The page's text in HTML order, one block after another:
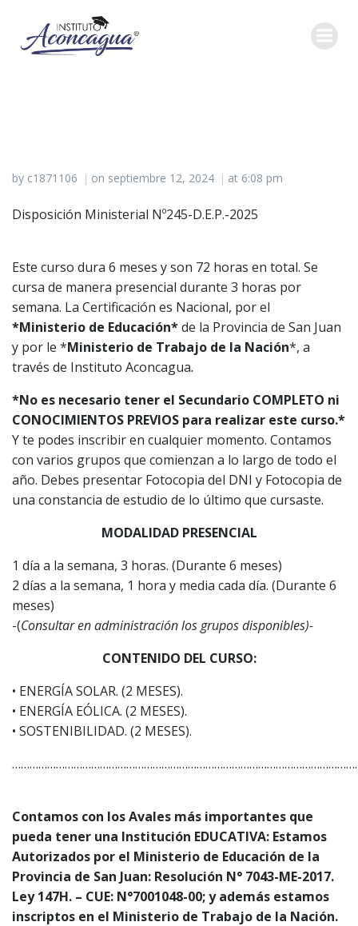
by c1871106 | on septiembre 12, 2024 | at 6:08 pm
Disposición Ministerial Nº245-D.E.P.-2025
Este curso dura 6 meses y son 72 horas en total. Se
cursa de manera presencial durante 3 horas por
semana. La Certificación es Nacional, por el
*Ministerio de Educación*de la Provincia de San Juan
y por le *Ministerio de Trabajo de la Nación*, a
través de Instituto Aconcagua.
*No es necesario tener el Secundario COMPLETO ni
CONOCIMIENTOS PREVIOS para realizar este curso.*
Y te podes inscribir en cualquier momento. Contamos
con varios grupos que comienzan a lo largo de todo el
año. Debes presentar Fotocopia del DNI y Fotocopia de
una constancia de estudio de lo último que cursaste.
MODALIDAD PRESENCIAL
1 día a la semana, 3 horas. (Durante 6 meses)
2 días a la semana, 1 hora y media cada día. (Durante 6
meses)
-(Consultar en administración los grupos disponibles)-
CONTENIDO DEL CURSO:
• ENERGÍA SOLAR. (2 MESES).
• ENERGÍA EÓLICA. (2 MESES).
• SOSTENIBILIDAD. (2 MESES).
Contamos con los Avales más importantes que
pueda tener una Institución EDUCATIVA: Estamos
Autorizados por el Ministerio de Educación de la
Provincia de San Juan: Resolución N° 7043-ME-2017.
Ley 147H. – CUE: N°7001048-00; y además estamos
inscriptos en el Ministerio de Trabajo de la Nación.